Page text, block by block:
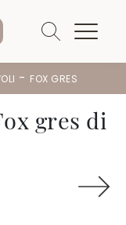
- FOX GRES
gres di